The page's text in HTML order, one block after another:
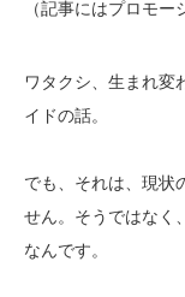
（記事にはプロモ
ワタクシ、生まれ変
イドの話。
でも、それは、現状
せん。そうではなく
なんです。